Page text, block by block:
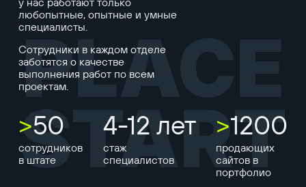
любопытные, опытные и умные
специалисты.
Сотрудники в каждом отделе
заботятся о качестве
выполнения работ по всем
проектам.
>50
сотрудников
в штате
4-12 лет
стаж
специалистов
>1200
продающих
сайтов в
портфолио
PLACE
START